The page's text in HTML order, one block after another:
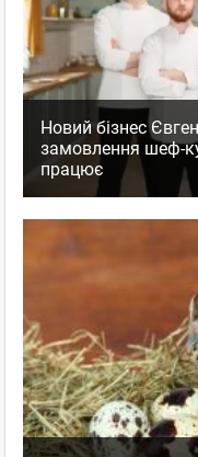
Новий бізнес
замовлення шеф-
працює